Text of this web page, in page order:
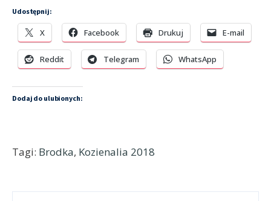
Udostępnij:
X Facebook Drukuj E-mail
Reddit Telegram WhatsApp
Dodaj do ulubionych:
Tagi: Brodka, Kozienalia 2018